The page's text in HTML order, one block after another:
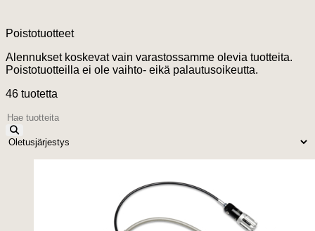
Poistotuotteet
Alennukset koskevat vain varastossamme olevia tuotteita.
Poistotuotteilla ei ole vaihto- eikä palautusoikeutta.
46 tuotetta